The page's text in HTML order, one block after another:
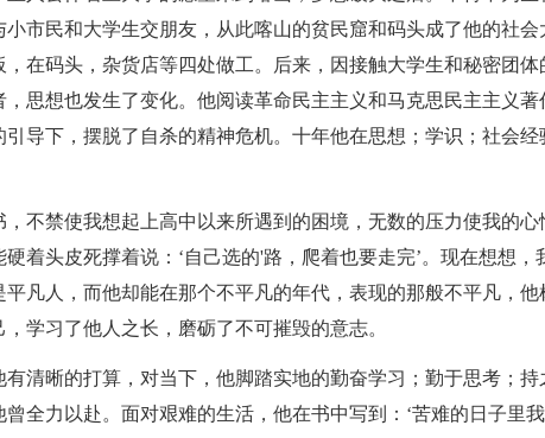
小市民和大学生交朋友，从此喀山的贫民窟和码头成了他的社
，在码头，杂货店等四处做工。后来，因接触大学生和秘密团
，思想也发生了变化。他阅读革命民主主义和马克思民主主义
引导下，摆脱了自杀的精神危机。十年他在思想；学识；社会
，不禁使我想起上高中以来所遇到的困境，无数的压力使我的心
着头皮死撑着说：‘自己选的'路，爬着也要走完’。现在想想，
平凡人，而他却能在那个不平凡的年代，表现的那般不平凡，
学习了他人之长，磨砺了不可摧毁的意志。
有清晰的打算，对当下，他脚踏实地的勤奋学习；勤于思考；
曾全力以赴。面对艰难的生活，他在书中写到：‘苦难的日子里